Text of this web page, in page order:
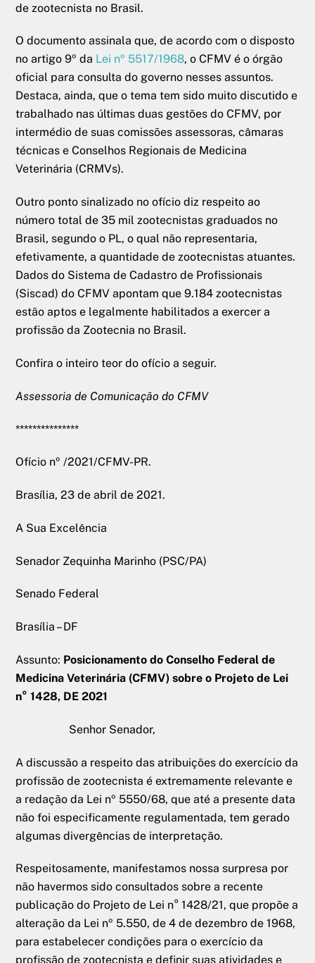
de zootecnista no Brasil.
O documento assinala que, de acordo com o disposto
no artigo 9º da Lei nº 5517/1968, o CFMV é o órgão
oficial para consulta do governo nesses assuntos.
Destaca, ainda, que o tema tem sido muito discutido e
trabalhado nas últimas duas gestões do CFMV, por
intermédio de suas comissões assessoras, câmaras
técnicas e Conselhos Regionais de Medicina
Veterinária (CRMVs).
Outro ponto sinalizado no ofício diz respeito ao
número total de 35 mil zootecnistas graduados no
Brasil, segundo o PL, o qual não representaria,
efetivamente, a quantidade de zootecnistas atuantes.
Dados do Sistema de Cadastro de Profissionais
(Siscad) do CFMV apontam que 9.184 zootecnistas
estão aptos e legalmente habilitados a exercer a
profissão da Zootecnia no Brasil.
Confira o inteiro teor do ofício a seguir.
Assessoria de Comunicação do CFMV
***************
Ofício nº /2021/CFMV-PR.
Brasília, 23 de abril de 2021.
A Sua Excelência
Senador Zequinha Marinho (PSC/PA)
Senado Federal
Brasília – DF
Assunto: Posicionamento do Conselho Federal de
Medicina Veterinária (CFMV) sobre o Projeto de Lei
n° 1428, DE 2021
Senhor Senador,
A discussão a respeito das atribuições do exercício da
profissão de zootecnista é extremamente relevante e
a redação da Lei nº 5550/68, que até a presente data
não foi especificamente regulamentada, tem gerado
algumas divergências de interpretação.
Respeitosamente, manifestamos nossa surpresa por
não havermos sido consultados sobre a recente
publicação do Projeto de Lei n° 1428/21, que propõe a
alteração da Lei nº 5.550, de 4 de dezembro de 1968,
para estabelecer condições para o exercício da
profissão de zootecnista e definir suas atividades e